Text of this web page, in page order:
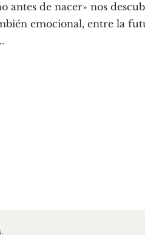
antes de nacer» nos
emocional, entre la